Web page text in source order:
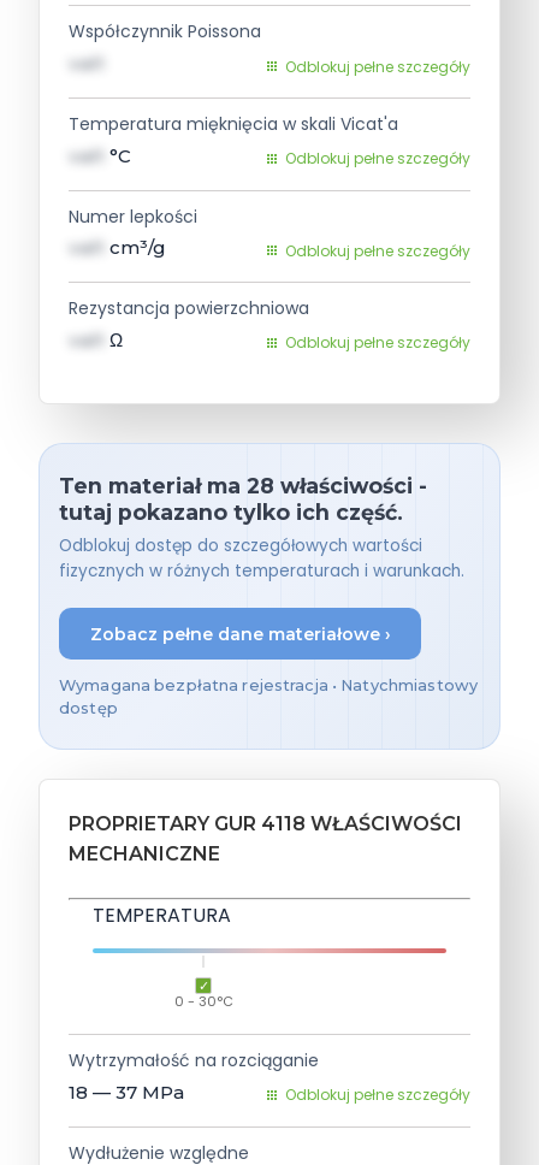
Współczynnik Poissona
val1 Odblokuj pełne szczegóły
Temperatura mięknięcia w skali Vicat'a
val1 °C Odblokuj pełne szczegóły
Numer lepkości
val1 cm³/g Odblokuj pełne szczegóły
Rezystancja powierzchniowa
val1 Ω Odblokuj pełne szczegóły
Ten materiał ma 28 właściwości -
tutaj pokazano tylko ich część.
Odblokuj dostęp do szczegółowych wartości
fizycznych w różnych temperaturach i warunkach.
Zobacz pełne dane materiałowe ›
Wymagana bezpłatna rejestracja • Natychmiastowy
dostęp
PROPRIETARY GUR 4118 WŁAŚCIWOŚCI
MECHANICZNE
TEMPERATURA
0 - 30°C
Wytrzymałość na rozciąganie
18 — 37 MPa Odblokuj pełne szczegóły
Wydłużenie względne